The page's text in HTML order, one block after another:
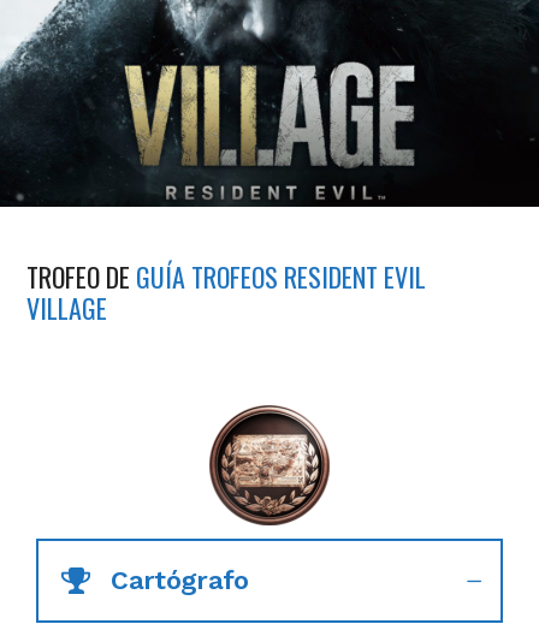
TROFEO DE GUÍA TROFEOS RESIDENT EVIL
VILLAGE
Cartógrafo